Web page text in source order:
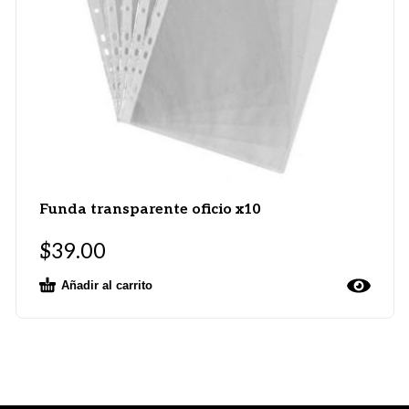
Funda transparente oficio x10
$39.00
Añadir al carrito